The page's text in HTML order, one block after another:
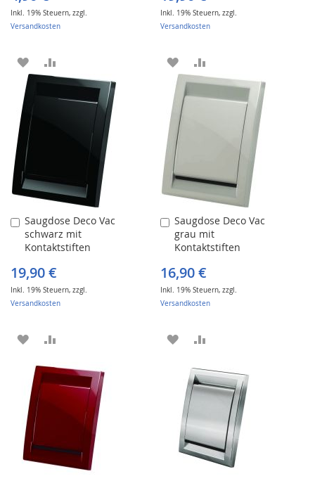
Inkl. 19% Steuern, zzgl.
Versandkosten
ZUR
WUNSCHLISTE
HINZUFÜGEN
VERGLEICHSLISTE
HINZUFÜGEN
Inkl. 19% Steuern,zzgl.
Versandkosten
ZUR
WUNSCHLISTE
HINZUFÜGEN
VERGLEICHSLISTE
HINZUFÜGEN
Saugdose Deco Vac
schwarz mit
Kontaktstiften
19,90 €
Inkl. 19% Steuern, zzgl.
Versandkosten
In
den
Warenkorb
ZUR
WUNSCHLISTE
HINZUFÜGEN
HINZUFÜGEN
Saugdose Deco Vac
grau mit
Kontaktstiften
16,90 €
Inkl. 19% Steuern,zzgl.
Versandkosten
In
den
Warenkorb
ZUR
HINZUFÜGEN
HINZUFÜGEN